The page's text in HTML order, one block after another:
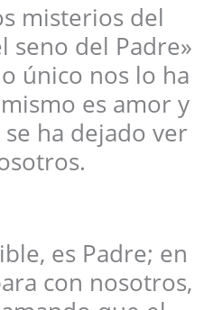
misterios del
seno del Padre»
único nos lo ha
es amor y
ha dejado ver
es Padre; en
con nosotros,